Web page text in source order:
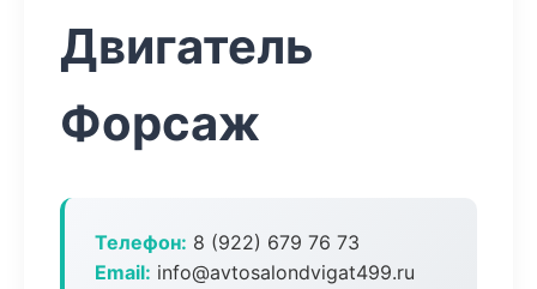
Двигатель
Форсаж
Телефон: 8 (922) 679 76 73
Email: info@avtosalondvigat499.ru